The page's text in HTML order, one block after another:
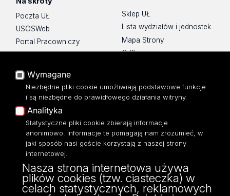
Poczta UŁ
USOSWeb
Portal Pracowniczy
Baza Aktów Własnych
Moodle
Eksperci UŁ
Polityka Prywatności
Dostępność
Sklep UŁ
Lista wydziałów i jednostek
Mapa Strony
O Stronie
ul. Narutowicza 68, 90-136 Łódź
NIP: 724 000 32 43
Adres do doręczeń elektronicznych (ADE):
Wymagane
Niezbędne pliki cookie umożliwiają podstawowe funkcje
i są niezbędne do prawidłowego działania witryny.
Analityka
Statystyczne pliki cookie zbierają informacje
anonimowo. Informacje te pomagają nam zrozumieć, w
jaki sposób nasi goście korzystają z naszej strony
internetowej.
Nasza strona internetowa używa
plików cookies (tzw. ciasteczka) w
celach statystycznych, reklamowych